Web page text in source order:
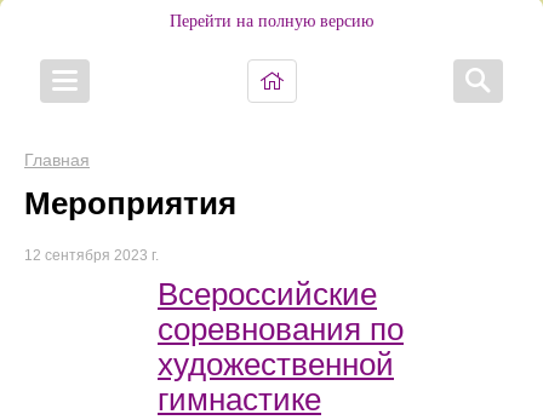
Перейти на полную версию
Главная
Мероприятия
12 сентября 2023 г.
Всероссийские
соревнования по
художественной
гимнастике